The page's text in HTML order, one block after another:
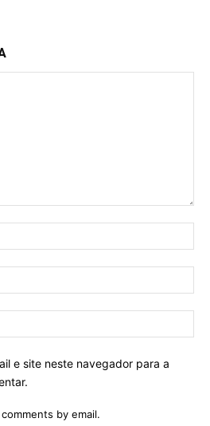
e site neste navegador para a
by email.